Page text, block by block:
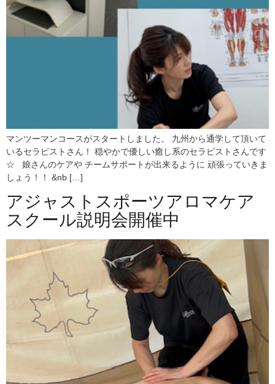
マンツーマンコースがスタートしました。 九州から通学して頂いて
いるセラピストさん！ 穏やかで優しい癒し系のセラピストさんです
☆ 娘さんのケアや チームサポートが出来るように 頑張っていきま
しょう！！ &nb […]
アジャストスポーツアロマケア
スクール説明会開催中